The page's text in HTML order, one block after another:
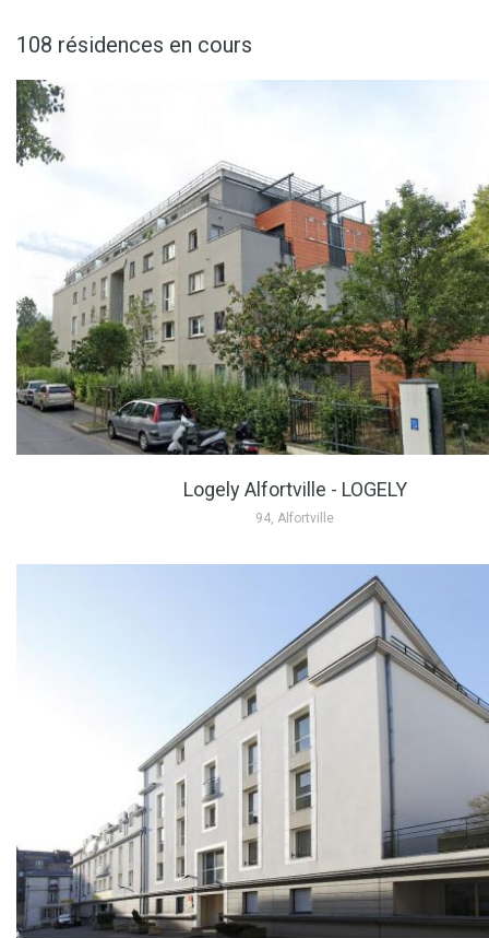
108 résidences en cours
Logely Alfortville - LOGELY
94, Alfortville